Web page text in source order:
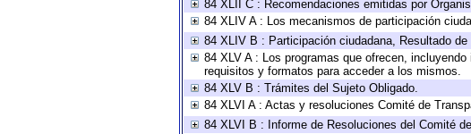
84 XLII C : Recomendaciones emitidas por
84 XLIV A : Los mecanismos de participación
84 XLIV B : Participación ciudadana, Resultado
84 XLV A : Los programas que ofrecen,
requisitos y formatos para acceder a los mismos.
84 XLV B : Trámites del Sujeto Obligado.
84 XLVI A : Actas y resoluciones Comité de
84 XLVI B : Informe de Resoluciones del Comité